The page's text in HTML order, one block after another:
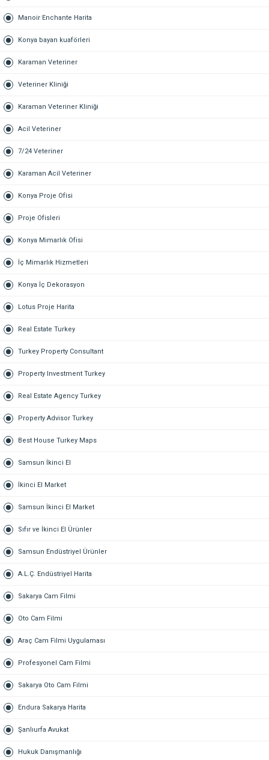
Manoir Enchante Harita
Konya bayan kuaförleri
Karaman Veteriner
Veteriner Kliniği
Karaman Veteriner Kliniği
Acil Veteriner
7/24 Veteriner
Karaman Acil Veteriner
Konya Proje Ofisi
Proje Ofisleri
Konya Mimarlık Ofisi
İç Mimarlık Hizmetleri
Konya İç Dekorasyon
Lotus Proje Harita
Real Estate Turkey
Turkey Property Consultant
Property Investment Turkey
Real Estate Agency Turkey
Property Advisor Turkey
Best House Turkey Maps
Samsun İkinci El
İkinci El Market
Samsun İkinci El Market
Sıfır ve İkinci El Ürünler
Samsun Endüstriyel Ürünler
A.L.Ç. Endüstriyel Harita
Sakarya Cam Filmi
Oto Cam Filmi
Araç Cam Filmi Uygulaması
Profesyonel Cam Filmi
Sakarya Oto Cam Filmi
Endura Sakarya Harita
Şanlıurfa Avukat
Hukuk Danışmanlığı